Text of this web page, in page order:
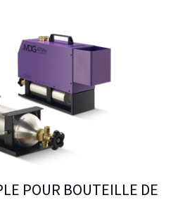
POUR BOUTEILLE DE